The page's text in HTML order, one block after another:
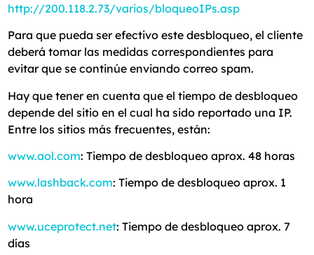
http://200.118.2.73/varios/bloqueoIPs.asp
Para que pueda ser efectivo este desbloqueo, el cliente
deberá tomar las medidas correspondientes para
evitar que se continúe enviando correo spam.
Hay que tener en cuenta que el tiempo de desbloqueo
depende del sitio en el cual ha sido reportado una IP.
Entre los sitios más frecuentes, están:
www.aol.com: Tiempo de desbloqueo aprox. 48 horas
www.lashback.com: Tiempo de desbloqueo aprox. 1
hora
www.uceprotect.net: Tiempo de desbloqueo aprox. 7
días